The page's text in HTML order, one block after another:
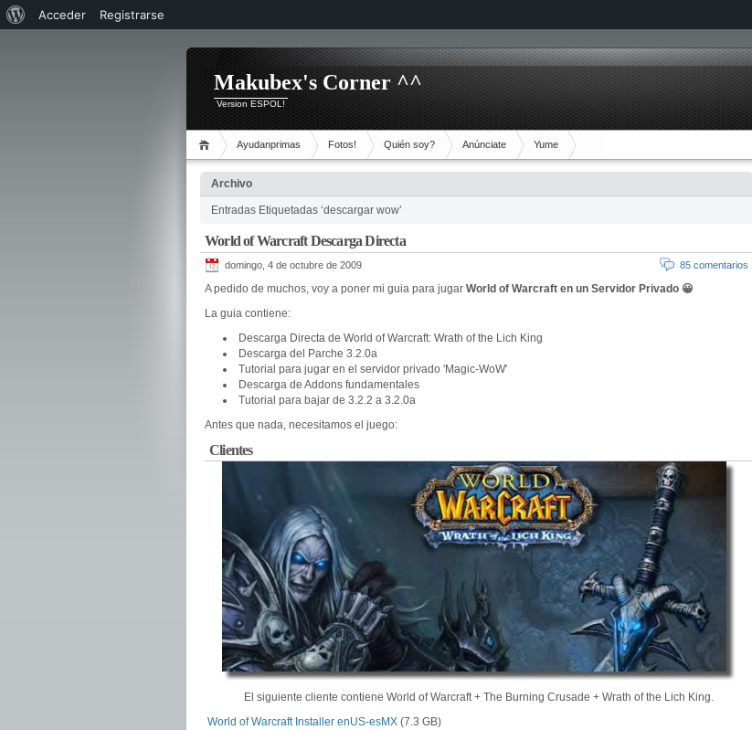
Makubex's Corner ^^
Version ESPOL!
Ayudanprimas Fotos! Quién soy? Anúnciate Yume
Archivo
Entradas Etiquetadas ‘descargar wow’
World of Warcraft Descarga Directa
domingo, 4 de octubre de 2009 85 comentarios
A pedido de muchos, voy a poner mi guia para jugar World of Warcraft en un Servidor Privado 😀
La guia contiene:
Descarga Directa de World of Warcraft: Wrath of the Lich King
Descarga del Parche 3.2.0a
Tutorial para jugar en el servidor privado 'Magic-WoW'
Descarga de Addons fundamentales
Tutorial para bajar de 3.2.2 a 3.2.0a
Antes que nada, necesitamos el juego:
Clientes
El siguiente cliente contiene World of Warcraft + The Burning Crusade + Wrath of the Lich King.
World of Warcraft Installer enUS-esMX (7.3 GB)
Acerca
Acceder Registrarse